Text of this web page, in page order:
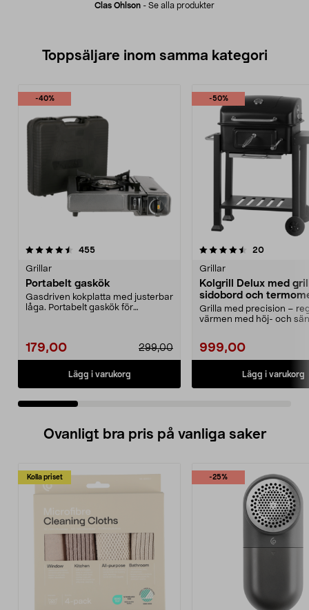
Clas Ohlson - Se alla produkter
Toppsäljare inom samma kategori
-40%
455recensioner
Grillar
Portabelt gaskök
Gasdriven kokplatta med justerbar
låga. Portabelt gaskök för
179,00 299,00
Lägg i varukorg
-50%
4.5 av 5 stjärnor 20
Grillar
Kolgrill Delux med
sidobord och
Grilla med precision –
värmen med höj- och
999,00
Lägg i varukorg
4.5 av 5 stjärnor
Ovanligt bra pris på vanliga saker
Kolla priset -25%